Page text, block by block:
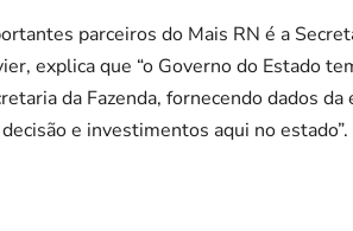
parceiros do Mais RN é a
explica que “o Governo do Estado
da Fazenda, fornecendo dados
e investimentos aqui no estado”.